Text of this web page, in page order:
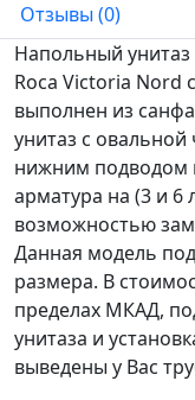
Отзывы (0)
Напольный унитаз
Roca Victoria Nord
выполнен из
унитаз с
нижним подводом
арматура на (3 и 6
возможностью
Данная модель
размера. В
пределах МКАД,
унитаза и
выведены у Вас